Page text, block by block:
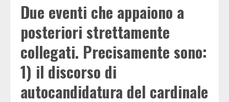
Due eventi che appaiono a
posteriori strettamente
collegati. Precisamente sono:
1) il discorso di
autocandidatura del cardinale